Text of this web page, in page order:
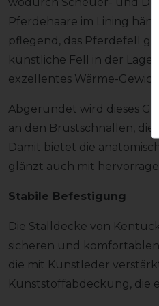
wodurch Scheuer- und
Pferdehaare im Lining
pflegend, das Pferdefell
künstliche Fell in der
exzellentes Wärme-
Abgerundet wird dieses
an den Brustschnallen, die
Damit bietet die
glänzt auch mit
Stabile Befestigung
Die Stalldecke von
sicheren und
die mit Kunstleder
Kunststoffabdeckung, die